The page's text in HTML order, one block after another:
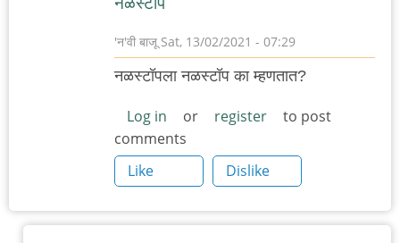
'न'वी बाजूSat, 13/02/2021 - 07:29
नळस्टॉपला नळस्टॉप का म्हणतात?
Log in or register
to post
comments
Like
Dislike